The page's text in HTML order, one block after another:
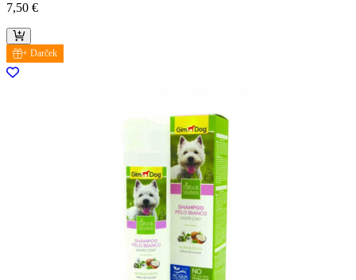
7,50 €
+ Darček